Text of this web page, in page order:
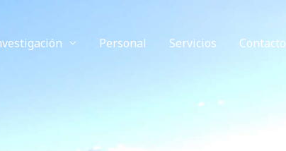
Personal Servicios Contacto